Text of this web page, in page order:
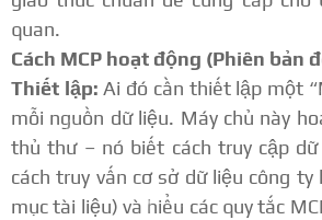
quan.
Cách MCP hoạt động (Phiên bản
Thiết lập: Ai đó cần thiết lập một
mỗi nguồn dữ liệu. Máy chủ này
thủ thư – nó biết cách truy cập
cách truy vấn cơ sở dữ liệu công
mục tài liệu) và hiểu các quy tắc